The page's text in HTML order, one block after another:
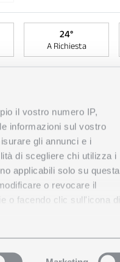
il vostro numero IP,
informazioni sul vostro
gli annunci e i
di scegliere chi utilizza i
applicabili solo su questa
o revocare il
o facendo clic sull'icona di
24°
A Richiesta